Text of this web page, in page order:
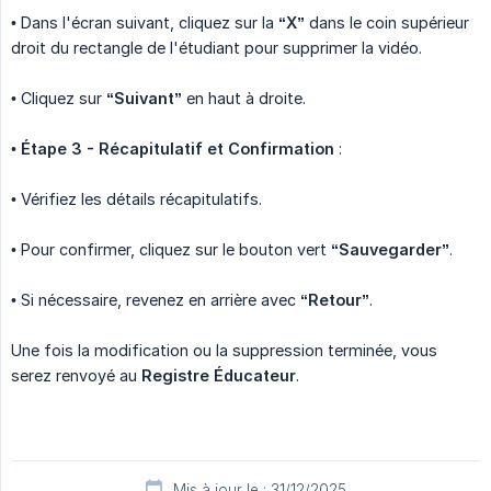
• Dans l'écran suivant, cliquez sur la “X” dans le coin supérieur
droit du rectangle de l'étudiant pour supprimer la vidéo.
• Cliquez sur “Suivant” en haut à droite.
• Étape 3 - Récapitulatif et Confirmation :
• Vérifiez les détails récapitulatifs.
• Pour confirmer, cliquez sur le bouton vert “Sauvegarder”.
• Si nécessaire, revenez en arrière avec “Retour”.
Une fois la modification ou la suppression terminée, vous
serez renvoyé au Registre Éducateur.